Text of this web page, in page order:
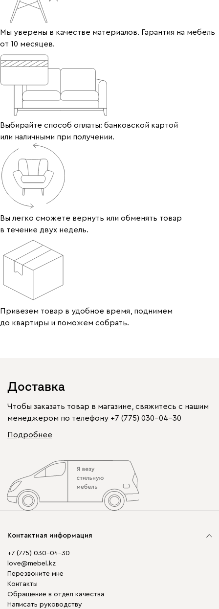
Мы уверены в качестве материалов. Гарантия на мебель
от 10 месяцев.
Выбирайте способ оплаты: банковской картой
или наличными при получении.
Вы легко сможете вернуть или обменять товар
в течение двух недель.
Привезем товар в удобное время, поднимем
до квартиры и поможем собрать.
Доставка
Чтобы заказать товар в магазине, свяжитесь с нашим
менеджером по телефону +7 (775) 030-04-30
Подробнее
Контактная информация
+7 (775) 030-04-30
love@mebel.kz
Перезвоните мне
Контакты
Обращение в отдел качества
Написать руководству